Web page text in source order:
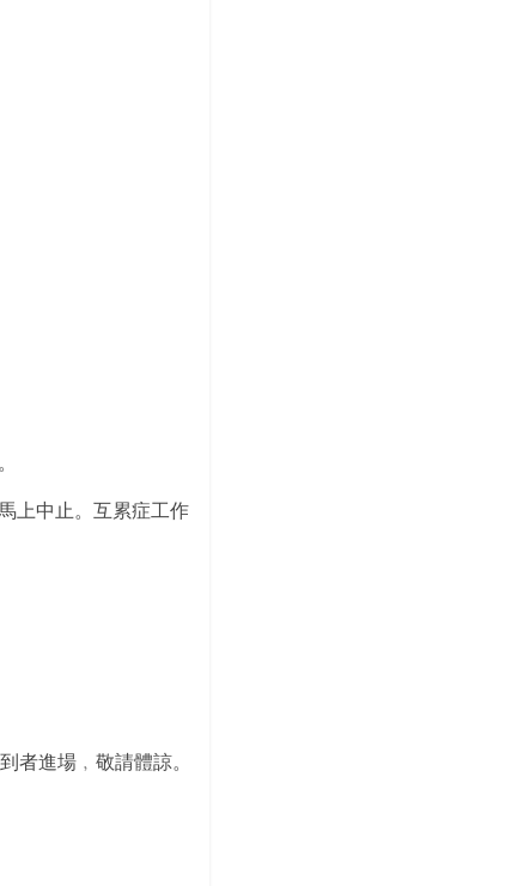
上中止。互累症工作
者進場﹐敬請體諒。